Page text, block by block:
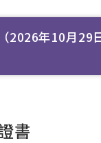
2026年10月29
書